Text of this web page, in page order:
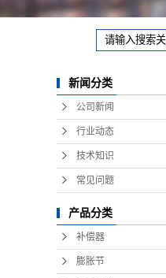
新闻分类
公司新闻
行业动态
技术知识
常见问题
产品分类
补偿器
膨胀节